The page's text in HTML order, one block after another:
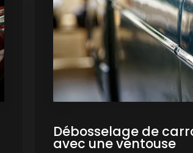
Débosselage de
avec une ventouse